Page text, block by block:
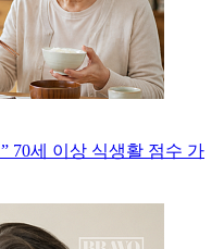
70세 이상 식생활 점수 가